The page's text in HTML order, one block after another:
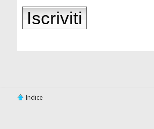
Iscriviti
Indice